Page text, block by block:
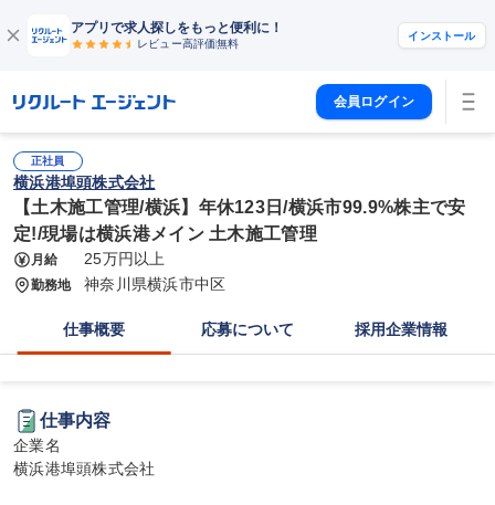
アプリで求人探しをもっと便利に！
レビュー高評価無料
インストール
会員ログイン
正社員
横浜港埠頭株式会社
【土木施工管理/横浜】年休123日/横浜市99.9%株主で安
定!/現場は横浜港メイン 土木施工管理
月給 25万円以上
勤務地 神奈川県横浜市中区
仕事概要 応募について 採用企業情報
仕事内容
企業名
横浜港埠頭株式会社